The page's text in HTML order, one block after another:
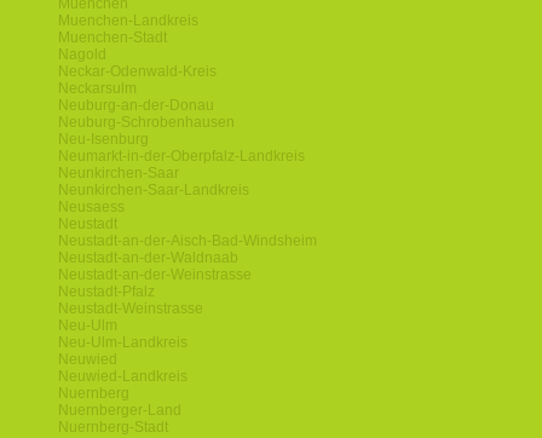
Muenchen
Muenchen-Landkreis
Muenchen-Stadt
Nagold
Neckar-Odenwald-Kreis
Neckarsulm
Neuburg-an-der-Donau
Neuburg-Schrobenhausen
Neu-Isenburg
Neumarkt-in-der-Oberpfalz-Landkreis
Neunkirchen-Saar
Neunkirchen-Saar-Landkreis
Neusaess
Neustadt
Neustadt-an-der-Aisch-Bad-Windsheim
Neustadt-an-der-Waldnaab
Neustadt-an-der-Weinstrasse
Neustadt-Pfalz
Neustadt-Weinstrasse
Neu-Ulm
Neu-Ulm-Landkreis
Neuwied
Neuwied-Landkreis
Nuernberg
Nuernberger-Land
Nuernberg-Stadt